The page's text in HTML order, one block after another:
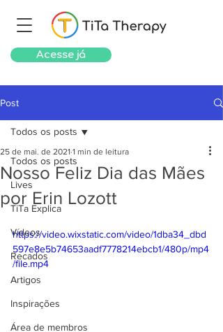
Acesse já
Post
Todos os posts
Lives
TiTa Explica
Vídeos
Recados
Artigos
Inspirações
Área de membros
Todos os posts
Nosso Feliz Dia das Mães
por Erin Lozott
25 de mai. de 2021 1 min de leitura
https://video.wixstatic.com/video/1dba34_dbd
597e8e5b74653aadf7778214ebcb1/480p/mp4
/file.mp4